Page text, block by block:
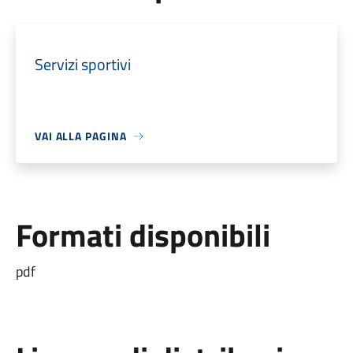
Servizi sportivi
VAI ALLA PAGINA
Formati disponibili
pdf